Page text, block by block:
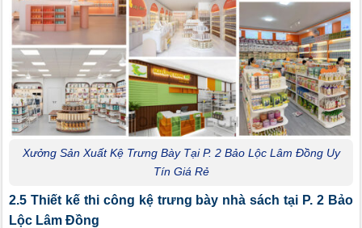
Xưởng Sản Xuất Kệ Trưng Bày Tại P. 2 Bảo Lộc Lâm Đồng Uy
Tín Giá Rẻ
2.5 Thiết kế thi công kệ trưng bày nhà sách tại P. 2 Bảo
Lộc Lâm Đồng